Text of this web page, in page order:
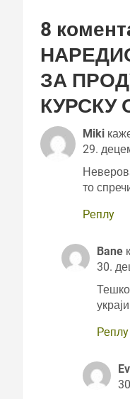
8
ЗА
КУРСКУ
Miki
29.
то
Реплy
Bane
30.
Реплy